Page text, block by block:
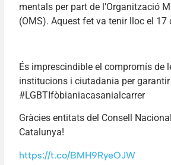
mentals per part de l'Organització
(OMS). Aquest fet va tenir lloc el 17
És imprescindible el compromís de
institucions i ciutadania per
#LGBTIfòbianiacasanialcarrer
‌Gràcies entitats del Consell
Catalunya!
https://t.co/BMH9RyeOJW